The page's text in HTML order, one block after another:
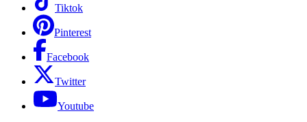
Tiktok
Pinterest
Facebook
Twitter
Youtube